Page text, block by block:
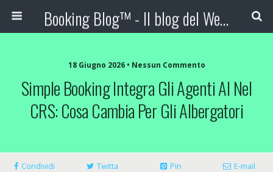
Booking Blog™ - Il blog del Web Marketing Turistico
18 Giugno 2026 • Nessun Commento
Simple Booking Integra Gli Agenti AI Nel
CRS: Cosa Cambia Per Gli Albergatori
Condividi Twitta Pin E-mail